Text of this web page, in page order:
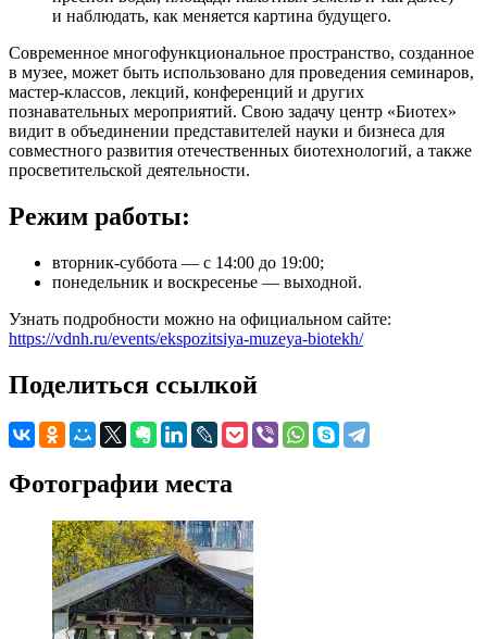
и наблюдать, как меняется картина будущего.
Современное многофункциональное пространство, созданное
в музее, может быть использовано для проведения семинаров,
мастер-классов, лекций, конференций и других
познавательных мероприятий. Свою задачу центр «Биотех»
видит в объединении представителей науки и бизнеса для
совместного развития отечественных биотехнологий, а также
просветительской деятельности.
Режим работы:
вторник-суббота — с 14:00 до 19:00;
понедельник и воскресенье — выходной.
Узнать подробности можно на официальном сайте:
https://vdnh.ru/events/ekspozitsiya-muzeya-biotekh/
Поделиться ссылкой
Фотографии места